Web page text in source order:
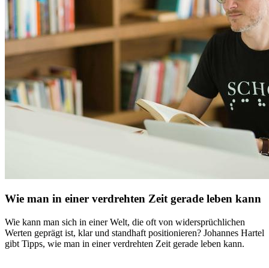
Wie man in einer verdrehten Zeit gerade leben kann
Wie kann man sich in einer Welt, die oft von widersprüchlichen
Werten geprägt ist, klar und standhaft positionieren? Johannes Hartel
gibt Tipps, wie man in einer verdrehten Zeit gerade leben kann.